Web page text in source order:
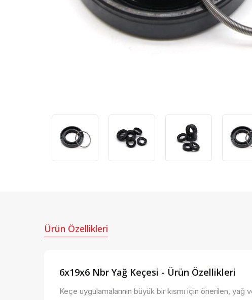
Ürün Özellikleri
6x19x6 Nbr Yağ Keçesi - Ürün Özellikleri
Keçe uygulamalarının büyük bir kısmı için önerilen, yağ